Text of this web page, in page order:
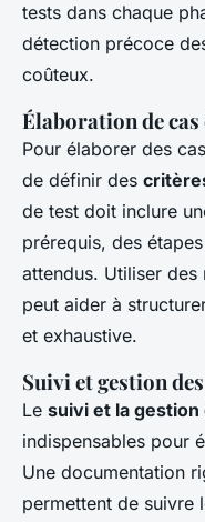
tests dans chaque
détection précoce
coûteux.
Élaboration de cas
Pour élaborer des
de définir des
de test doit inclure
prérequis, des
attendus. Utiliser
peut aider à
et exhaustive.
Suivi et gestion
Le suivi et la
indispensables pour
Une documentation
permettent de suivre